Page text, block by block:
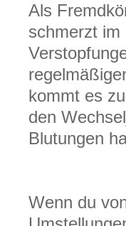
Als
schmerzt im
kommt es
den
Blutungen
Wenn du